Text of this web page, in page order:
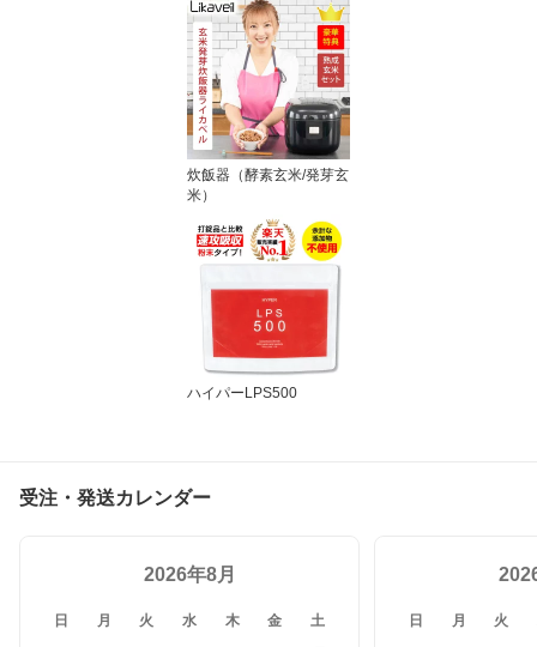
炊飯器（酵素玄米/発芽玄
米）
ハイパーLPS500
受注・発送カレンダー
2026年8月
日 月 火 水 木 金 土 日 月 火